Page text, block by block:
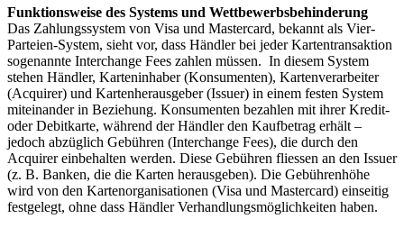
Funktionsweise des Systems und Wettbewerbsbehinderung
Das Zahlungssystem von Visa und Mastercard, bekannt als Vier-
Parteien-System, sieht vor, dass Händler bei jeder Kartentransaktion
sogenannte Interchange Fees zahlen müssen. In diesem System
stehen Händler, Karteninhaber (Konsumenten), Kartenverarbeiter
(Acquirer) und Kartenherausgeber (Issuer) in einem festen System
miteinander in Beziehung. Konsumenten bezahlen mit ihrer Kredit-
oder Debitkarte, während der Händler den Kaufbetrag erhält –
jedoch abzüglich Gebühren (Interchange Fees), die durch den
Acquirer einbehalten werden. Diese Gebühren fliessen an den Issuer
(z. B. Banken, die die Karten herausgeben). Die Gebührenhöhe
wird von den Kartenorganisationen (Visa und Mastercard) einseitig
festgelegt, ohne dass Händler Verhandlungsmöglichkeiten haben.